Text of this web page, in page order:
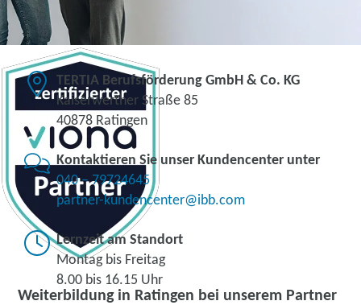
Weiterbildung in Ratingen bei unserem Partner
TERTIA Berufsförderung GmbH & Co. KG
Kaiserwerther Straße 85
40878 Ratingen
Kontaktieren Sie unser Kundencenter unter
040 – 79724645
partner-kundencenter@ibb.com
Lernzeit am Standort
Montag bis Freitag
8.00 bis 16.15 Uhr